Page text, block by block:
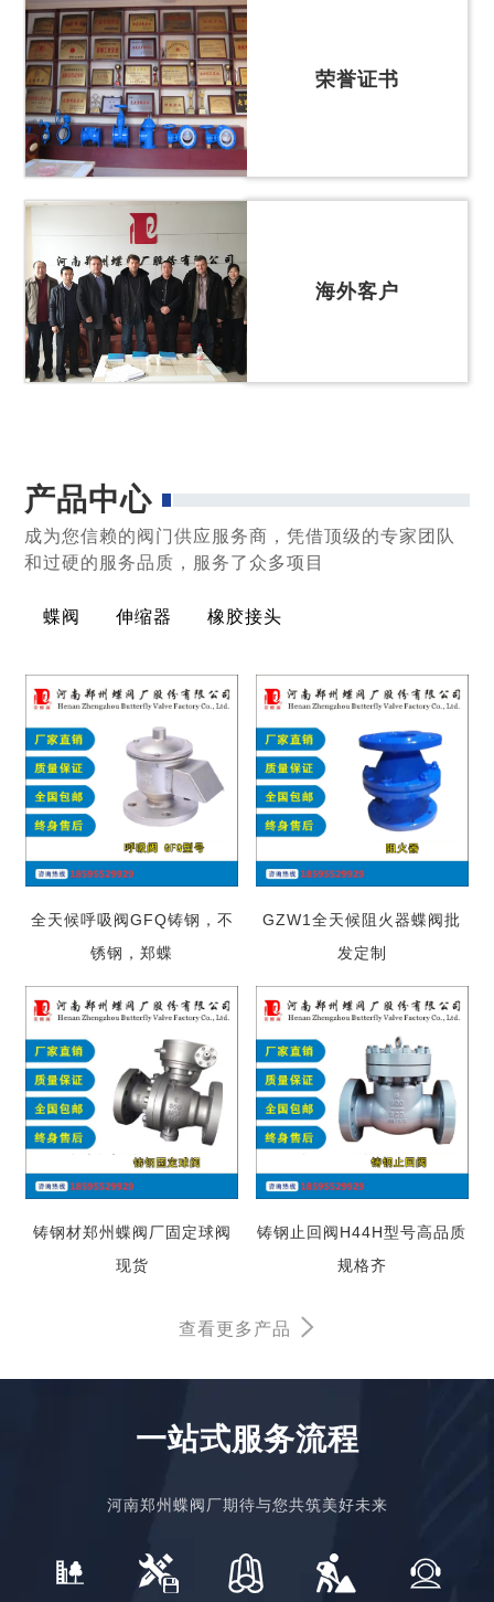
荣誉证书
海外客户
产品中心
成为您信赖的阀门供应服务商，凭借顶级的专家团队
和过硬的服务品质，服务了众多项目
蝶阀 伸缩器 橡胶接头
全天候呼吸阀GFQ铸钢，不
锈钢，郑蝶
GZW1全天候阻火器蝶阀批
发定制
铸钢材郑州蝶阀厂固定球阀
现货
铸钢止回阀H44H型号高品质
规格齐
查看更多产品
一站式服务流程
河南郑州蝶阀厂期待与您共筑美好未来